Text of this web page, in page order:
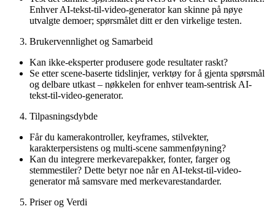
Enhver AI-tekst-til-video-generator kan skinne på nøye
utvalgte demoer; spørsmålet ditt er den virkelige testen.
Brukervennlighet og Samarbeid
Kan ikke-eksperter produsere gode resultater raskt?
Se etter scene-baserte tidslinjer, verktøy for å gjenta spørsmål
og delbare utkast – nøkkelen for enhver team-sentrisk AI-
tekst-til-video-generator.
Tilpasningsdybde
Får du kamerakontroller, keyframes, stilvekter,
karakterpersistens og multi-scene sammenføyning?
Kan du integrere merkevarepakker, fonter, farger og
stemmestiler? Dette betyr noe når en AI-tekst-til-video-
generator må samsvare med merkevarestandarder.
Priser og Verdi